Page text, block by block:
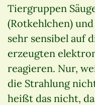
Tiergruppen
(Rotkehlchen)
sehr sensibel auf
erzeugten
reagieren. Nur,
die Strahlung
heißt das nicht,